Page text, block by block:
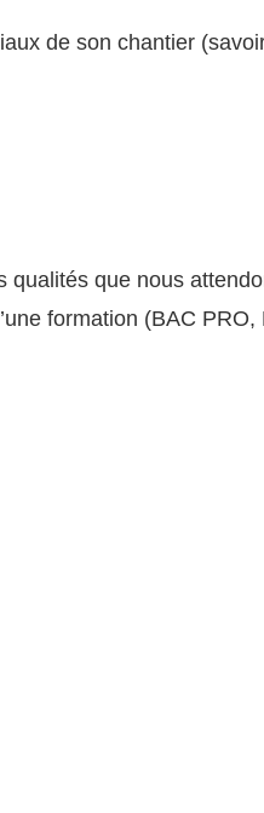
de son chantier
que nous
formation (BAC PRO,